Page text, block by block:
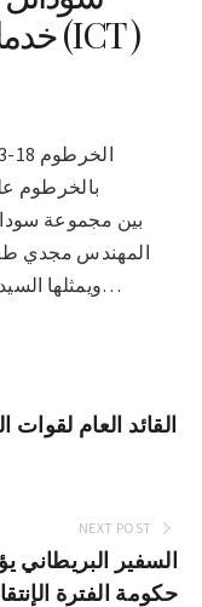
خدمات الإتصالات والمعلوماتية (ICT )
بالخرطوم
المهندس مجدي طه
GULF DATA HUB ويمثلها السيد طارق محمد الفلاسي…
القائد العام لقوات
NEXT POST
السفير البريطاني
حكومة الفترة